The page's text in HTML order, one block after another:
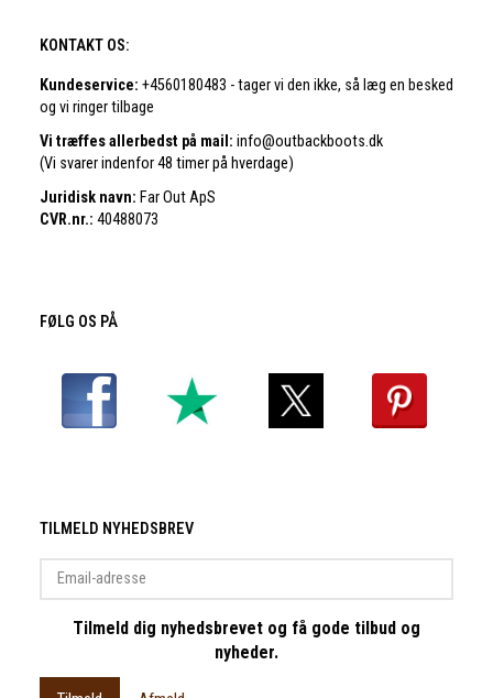
KONTAKT OS:
Kundeservice: +4560180483 - tager vi den ikke, så læg en besked
og vi ringer tilbage
Vi træffes allerbedst på mail: info@outbackboots.dk
(Vi svarer indenfor 48 timer på hverdage)
Juridisk navn: Far Out ApS
CVR.nr.: 40488073
FØLG OS PÅ
TILMELD NYHEDSBREV
Email-
adresse
Tilmeld dig nyhedsbrevet og få gode tilbud og
nyheder.